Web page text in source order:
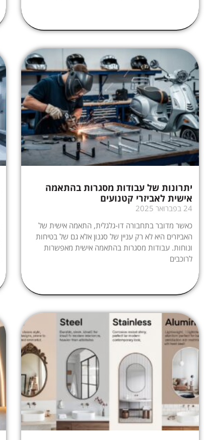
יתרונות של עבודות מסגרות בהתאמה
אישית לאביזרי קטנועים
24 בפברואר 2025
כאשר מדובר בתחבורה דו-גלגלית, התאמה אישית של
האביזרים היא לא רק עניין של סגנון אלא גם של בטיחות
ונוחות. עבודות מסגרות בהתאמה אישית מאפשרות
לרוכבים